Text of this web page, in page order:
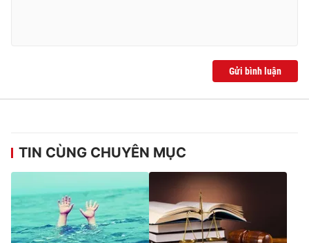
Gửi bình luận
TIN CÙNG CHUYÊN MỤC